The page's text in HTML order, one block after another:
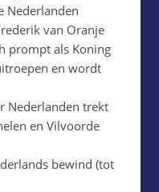
Nederlanden
van Oranje
prompt als Koning
en wordt
Nederlanden trekt
en Vilvoorde
bewind (tot